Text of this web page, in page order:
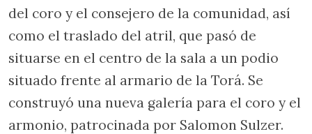
del coro y el consejero de la comunidad, así
como el traslado del atril, que pasó de
situarse en el centro de la sala a un podio
situado frente al armario de la Torá. Se
construyó una nueva galería para el coro y el
armonio, patrocinada por Salomon Sulzer.